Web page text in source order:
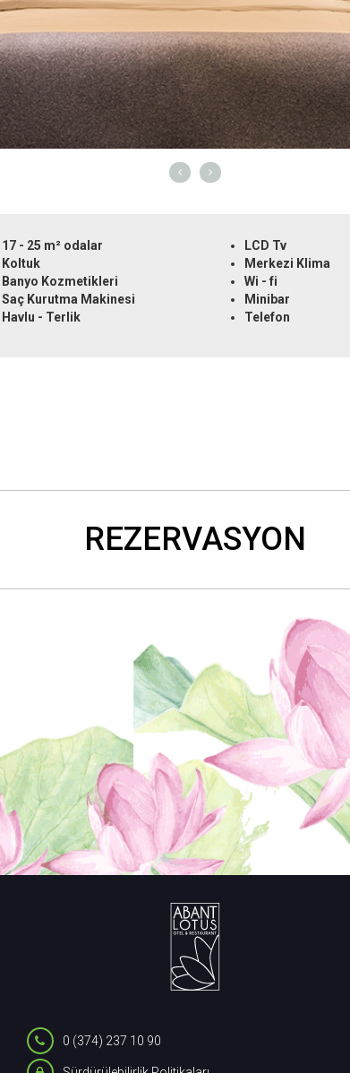
17 - 25 m² odalar
Koltuk
Banyo Kozmetikleri
Saç Kurutma Makinesi
Havlu - Terlik
LCD Tv
Merkezi Klima
Wi - fi
Minibar
Telefon
REZERVASYON
0 (374) 237 10 90